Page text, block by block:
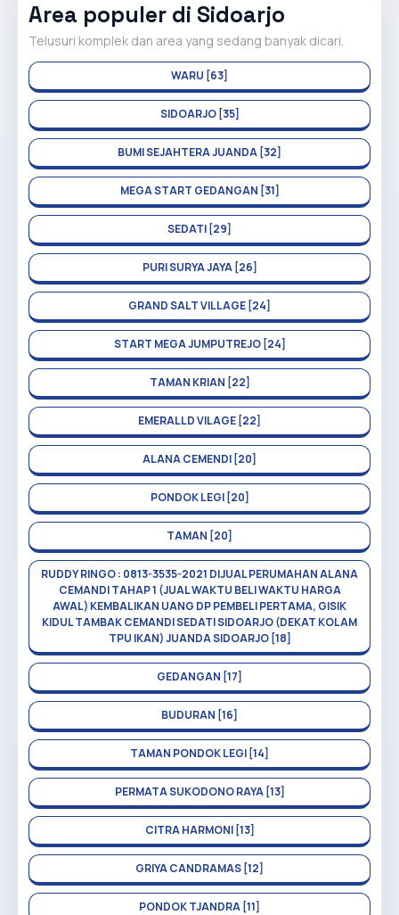
Area populer di Sidoarjo
Telusuri komplek dan area yang sedang banyak dicari.
WARU [63]
SIDOARJO [35]
BUMI SEJAHTERA JUANDA [32]
MEGA START GEDANGAN [31]
SEDATI [29]
PURI SURYA JAYA [26]
GRAND SALT VILLAGE [24]
START MEGA JUMPUTREJO [24]
TAMAN KRIAN [22]
EMERALLD VILAGE [22]
ALANA CEMENDI [20]
PONDOK LEGI [20]
TAMAN [20]
RUDDY RINGO : 0813-3535-2021 DIJUAL PERUMAHAN ALANA
CEMANDI TAHAP 1 (JUAL WAKTU BELI WAKTU HARGA
AWAL) KEMBALIKAN UANG DP PEMBELI PERTAMA, GISIK
KIDUL TAMBAK CEMANDI SEDATI SIDOARJO (DEKAT KOLAM
TPU IKAN) JUANDA SIDOARJO [18]
GEDANGAN [17]
BUDURAN [16]
TAMAN PONDOK LEGI [14]
PERMATA SUKODONO RAYA [13]
CITRA HARMONI [13]
GRIYA CANDRAMAS [12]
PONDOK TJANDRA [11]